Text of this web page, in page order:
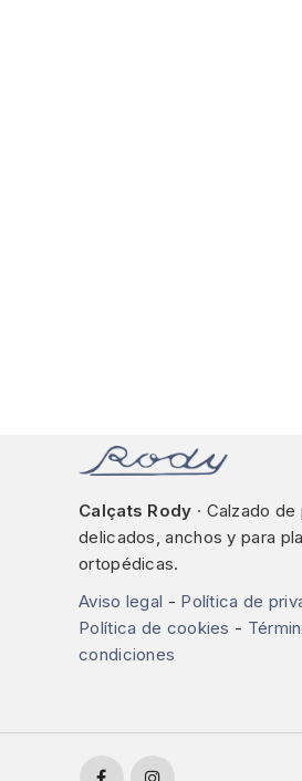
Calçats Rody · Calzado de
delicados, anchos y para
ortopédicas.
Aviso legal - Política de
Política de cookies -
condiciones